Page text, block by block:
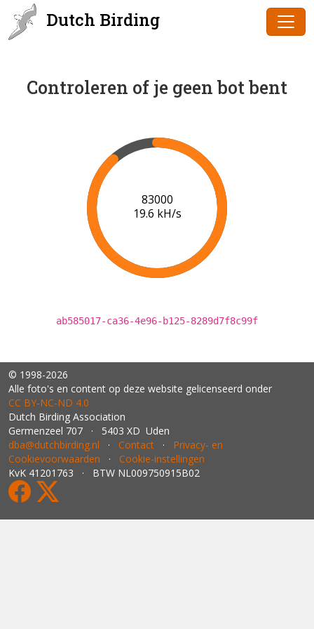
Dutch Birding
Controleren of je geen bot bent
85000
19.7 kH/s
ab585017-ca36-4e96-b125-8289d7f8c99f
© 1998-2026
Alle foto's en content op deze website gelicenseerd onder
CC BY‑NC‑ND 4.0
Dutch Birding Association
Germenzeel 707 · 5403 XD Uden
dba@dutchbirding.nl · Contact · Privacy- en
Cookievoorwaarden · Cookie-instellingen
KvK 41201763 · BTW NL009750915B02